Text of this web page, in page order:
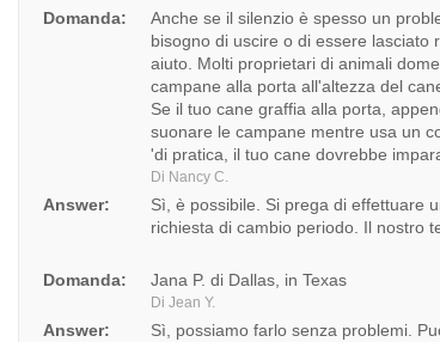
Domanda:
Anche se il silenzio è spesso un
bisogno di uscire o di essere
aiuto. Molti proprietari di animali
campane alla porta all'altezza del
Se il tuo cane graffia alla porta,
suonare le campane mentre usa un
'di pratica, il tuo cane dovrebbe
Di Nancy C.
Answer:
Sì, è possibile. Si prega di effettuare
richiesta di cambio periodo. Il nostro
Domanda: Jana P. di Dallas, in Texas
Di Jean Y.
Answer:
Sì, possiamo farlo senza problemi.